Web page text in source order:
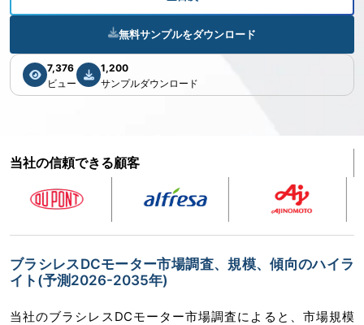
無料サンプルをダウンロード
7,376
ビュー
1,200
サンプルダウンロード
当社の信頼できる顧客
ブラシレスDCモーター市場調査、規模、傾向のハイラ
イト(予測2026-2035年)
当社のブラシレスDCモーター市場調査によると、市場規模